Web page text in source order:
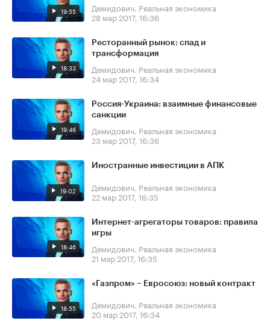
19:55
Демидович. Реальная экономика
28 мар 2017, 16:36
18:33
Ресторанный рынок: спад и
трансформация
Демидович. Реальная экономика
24 мар 2017, 16:34
19:46
Россия-Украина: взаимные финансовые
санкции
Демидович. Реальная экономика
23 мар 2017, 16:36
19:02
Иностранные инвестиции в АПК
Демидович. Реальная экономика
22 мар 2017, 16:35
18:46
Интернет-агрегаторы товаров: правила
игры
Демидович. Реальная экономика
21 мар 2017, 16:35
18:55
«Газпром» – Евросоюз: новый контракт
Демидович. Реальная экономика
20 мар 2017, 16:34